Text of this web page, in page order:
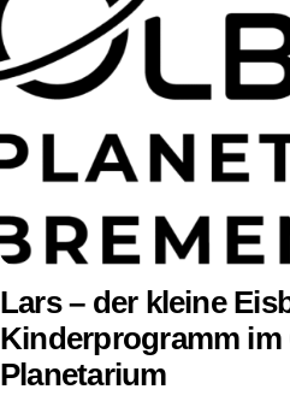
Lars – der kleine
Kinderprogramm im
Planetarium